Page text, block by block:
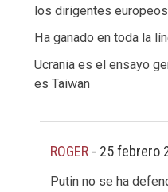
los dirigentes
Ha ganado en toda la
Ucrania es el ensayo
es Taiwan
ROGER - 25 febrero
Putin no se ha